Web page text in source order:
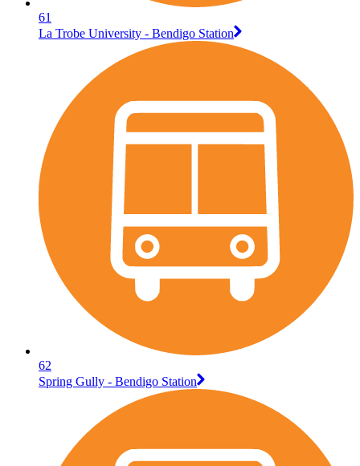
61
La Trobe University - Bendigo Station
62
Spring Gully - Bendigo Station